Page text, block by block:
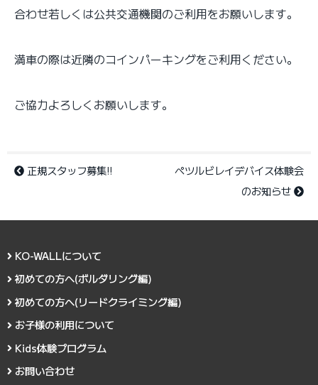
合わせ若しくは公共交通機関のご利用をお願いします。
満車の際は近隣のコインパーキングをご利用ください。
ご協力よろしくお願いします。
正規スタッフ募集!!
ペツルビレイデバイス体験会
のお知らせ
KO-WALLについて
初めての方へ(ボルダリング編)
初めての方へ(リードクライミング編)
お子様の利用について
Kids体験プログラム
お問い合わせ